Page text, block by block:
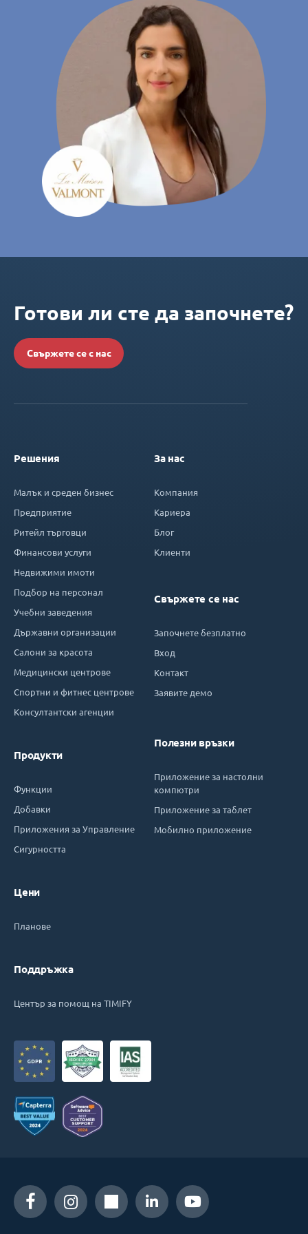
Готови ли сте да започнете?
Свържете се с нас
Решения
Малък и среден бизнес
Предприятие
Ритейл търговци
Финансови услуги
Недвижими имоти
Подбор на персонал
Учебни заведения
Държавни организации
Салони за красота
Медицински центрове
Спортни и фитнес центрове
Консултантски агенции
Продукти
Функции
Добавки
Приложения за Управление
Сигурността
Цени
Планове
Поддръжка
Център за помощ на TIMIFY
За нас
Компания
Кариера
Блог
Клиенти
Свържете се нас
Започнете безплатно
Вход
Контакт
Заявите демо
Полезни връзки
Приложение за настолни
компютри
Приложение за таблет
Мобилно приложение